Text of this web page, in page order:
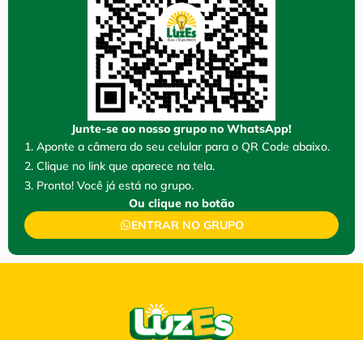
Junte-se ao nosso grupo no WhatsApp!
1. Aponte a câmera do seu celular para o QR Code abaixo.
2. Clique no link que aparece na tela.
3. Pronto! Você já está no grupo.
Ou clique no botão
ENTRAR NO GRUPO